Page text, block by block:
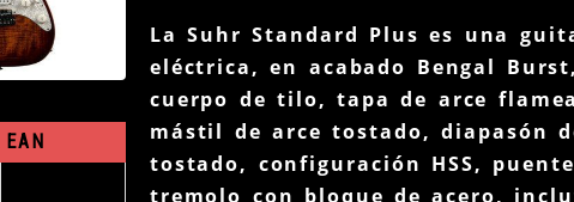
EAN
La Suhr Standard Plus es una
eléctrica, en acabado Bengal
cuerpo de tilo, tapa de arce
mástil de arce tostado, diapasón
tostado, configuración HSS,
tremolo con bloque de acero,